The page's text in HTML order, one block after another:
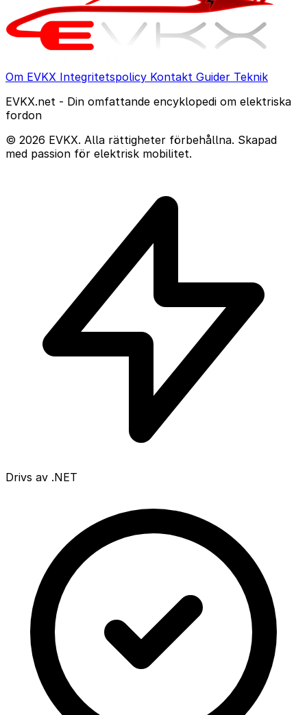
Om EVKX Integritetspolicy Kontakt Guider Teknik
EVKX.net - Din omfattande encyklopedi om elektriska
fordon
© 2026 EVKX. Alla rättigheter förbehållna. Skapad
med passion för elektrisk mobilitet.
Drivs av .NET